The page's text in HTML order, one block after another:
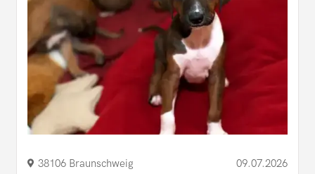
38106 Braunschweig 09.07.2026